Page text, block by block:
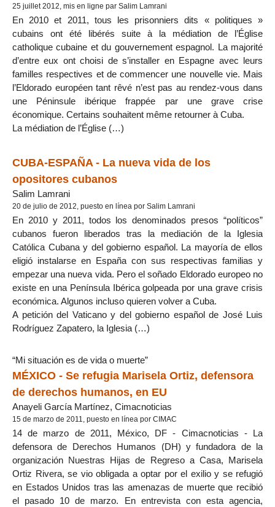
25 juillet 2012, mis en ligne par Salim Lamrani
En 2010 et 2011, tous les prisonniers dits « politiques »
cubains ont été libérés suite à la médiation de l’Église
catholique cubaine et du gouvernement espagnol. La majorité
d’entre eux ont choisi de s’installer en Espagne avec leurs
familles respectives et de commencer une nouvelle vie. Mais
l’Eldorado européen tant rêvé n’est pas au rendez-vous dans
une Péninsule ibérique frappée par une grave crise
économique. Certains souhaitent même retourner à Cuba.
La médiation de l’Église (…)
CUBA-ESPAÑA - La nueva vida de los
opositores cubanos
Salim Lamrani
20 de julio de 2012, puesto en línea por Salim Lamrani
En 2010 y 2011, todos los denominados presos “políticos”
cubanos fueron liberados tras la mediación de la Iglesia
Católica Cubana y del gobierno español. La mayoría de ellos
eligió instalarse en España con sus respectivas familias y
empezar una nueva vida. Pero el soñado Eldorado europeo no
existe en una Península Ibérica golpeada por una grave crisis
económica. Algunos incluso quieren volver a Cuba.
A petición del Vaticano y del gobierno español de José Luis
Rodríguez Zapatero, la Iglesia (…)
“Mi situación es de vida o muerte”
MÉXICO - Se refugia Marisela Ortiz, defensora
de derechos humanos, en EU
Anayeli García Martínez, Cimacnoticias
15 de marzo de 2011, puesto en línea por CIMAC
14 de marzo de 2011, México, DF - Cimacnoticias - La
defensora de Derechos Humanos (DH) y fundadora de la
organización Nuestras Hijas de Regreso a Casa, Marisela
Ortiz Rivera, se vio obligada a optar por el exilio y se refugió
en Estados Unidos tras las amenazas de muerte que recibió
el pasado 10 de marzo. En entrevista con esta agencia,